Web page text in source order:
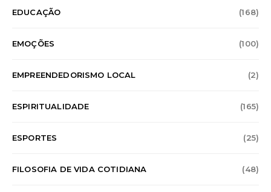
EDUCAÇÃO (168)
EMOÇÕES (100)
EMPREENDEDORISMO LOCAL (2)
ESPIRITUALIDADE (165)
ESPORTES (25)
FILOSOFIA DE VIDA COTIDIANA (48)